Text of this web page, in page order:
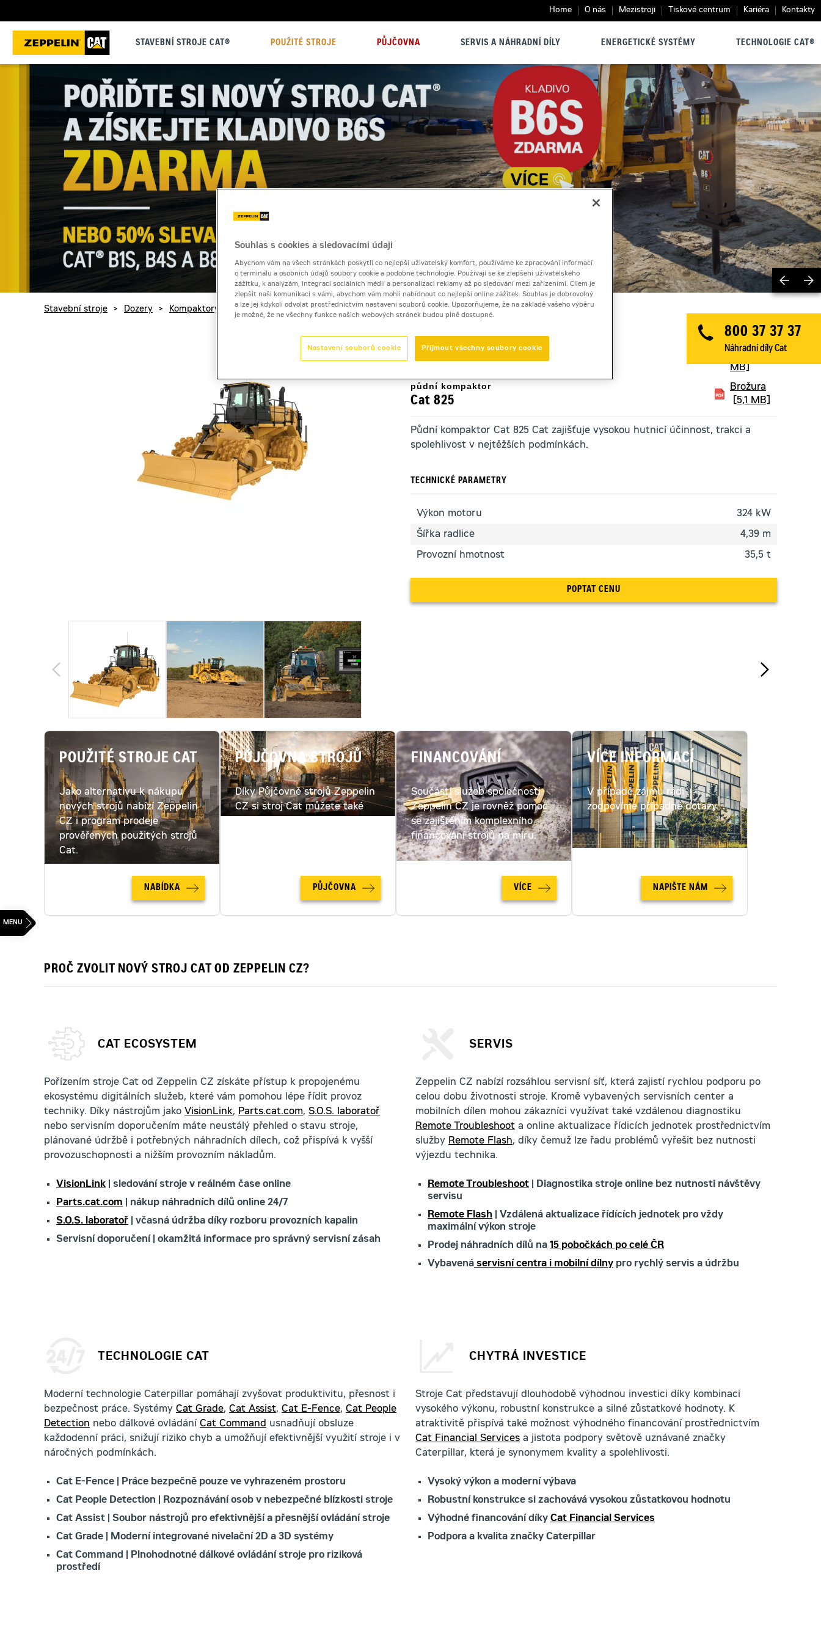
Home O nás Mezistroji Tiskové centrum Kariéra Kontakty
STAVEBNÍ STROJE CAT® POUŽITÉ STROJE PŮJČOVNA SERVIS A NÁHRADNÍ DÍLY ENERGETICKÉ SYSTÉMY TECHNOLOGIE CAT®
800 37 37 37
Náhradní díly Cat
Stavební stroje > Dozery > Kompaktory Kompaktory Cat 825
půdní kompaktor
Cat 825
Technický
list [1,1
MB]
Brožura
[5,1 MB]
Půdní kompaktor Cat 825 Cat zajišťuje vysokou hutnicí účinnost, trakci a
spolehlivost v nejtěžších podmínkách.
TECHNICKÉ PARAMETRY
Výkon motoru 324 kW
Šířka radlice 4,39 m
Provozní hmotnost 35,5 t
POPTAT CENU
POUŽITÉ STROJE CAT
Jako alternativu k nákupu
nových strojů nabízí Zeppelin
CZ i program prodeje
prověřených použitých strojů
Cat.
NABÍDKA
PŮJČOVNA STROJŮ
Díky Půjčovně strojů Zeppelin
CZ si stroj Cat můžete také
PŮJČOVNA
FINANCOVÁNÍ
Součástí služeb společnosti
Zeppelin CZ je rovněž pomoc
se zajištěním komplexního
financování strojů na míru.
VÍCE
VÍCE INFORMACÍ
V případě zájmu rádi
zodpovíme případné dotazy.
NAPIŠTE NÁM
PROČ ZVOLIT NOVÝ STROJ CAT OD ZEPPELIN CZ?
CAT ECOSYSTEM
Pořízením stroje Cat od Zeppelin CZ získáte přístup k propojenému
ekosystému digitálních služeb, které vám pomohou lépe řídit provoz
techniky. Díky nástrojům jako VisionLink, Parts.cat.com, S.O.S. laboratoř
nebo servisním doporučením máte neustálý přehled o stavu stroje,
plánované údržbě i potřebných náhradních dílech, což přispívá k vyšší
provozuschopnosti a nižším provozním nákladům.
VisionLink | sledování stroje v reálném čase online
Parts.cat.com | nákup náhradních dílů online 24/7
S.O.S. laboratoř | včasná údržba díky rozboru provozních kapalin
Servisní doporučení | okamžitá informace pro správný servisní zásah
SERVIS
Zeppelin CZ nabízí rozsáhlou servisní síť, která zajistí rychlou podporu po
celou dobu životnosti stroje. Kromě vybavených servisních center a
mobilních dílen mohou zákazníci využívat také vzdálenou diagnostiku
Remote Troubleshoot a online aktualizace řídicích jednotek prostřednictvím
služby Remote Flash, díky čemuž lze řadu problémů vyřešit bez nutnosti
výjezdu technika.
Remote Troubleshoot | Diagnostika stroje online bez nutnosti návštěvy
servisu
Remote Flash | Vzdálená aktualizace řídících jednotek pro vždy
maximální výkon stroje
Prodej náhradních dílů na 15 pobočkách po celé ČR
Vybavená servisní centra i mobilní dílny pro rychlý servis a údržbu
TECHNOLOGIE CAT
Moderní technologie Caterpillar pomáhají zvyšovat produktivitu, přesnost i
bezpečnost práce. Systémy Cat Grade, Cat Assist, Cat E-Fence, Cat People
Detection nebo dálkové ovládání Cat Command usnadňují obsluze
každodenní práci, snižují riziko chyb a umožňují efektivnější využití stroje i v
náročných podmínkách.
Cat E-Fence | Práce bezpečně pouze ve vyhrazeném prostoru
Cat People Detection | Rozpoznávání osob v nebezpečné blízkosti stroje
Cat Assist | Soubor nástrojů pro efektivnější a přesnější ovládání stroje
Cat Grade | Moderní integrované nivelační 2D a 3D systémy
Cat Command | Plnohodnotné dálkové ovládání stroje pro riziková
prostředí
CHYTRÁ INVESTICE
Stroje Cat představují dlouhodobě výhodnou investici díky kombinaci
vysokého výkonu, robustní konstrukce a silné zůstatkové hodnoty. K
atraktivitě přispívá také možnost výhodného financování prostřednictvím
Cat Financial Services a jistota podpory světově uznávané značky
Caterpillar, která je synonymem kvality a spolehlivosti.
Vysoký výkon a moderní výbava
Robustní konstrukce si zachovává vysokou zůstatkovou hodnotu
Výhodné financování díky Cat Financial Services
Podpora a kvalita značky Caterpillar
Souhlas s cookies a sledovacími údaji
Abychom vám na všech stránkách poskytli co nejlepší uživatelský komfort, používáme ke zpracování informací
o terminálu a osobních údajů soubory cookie a podobné technologie. Používají se ke zlepšení uživatelského
zážitku, k analýzám, integraci sociálních médií a personalizaci reklamy až po sledování mezi zařízeními. Cílem je
zlepšit naši komunikaci s vámi, abychom vám mohli nabídnout co nejlepší online zážitek. Souhlas je dobrovolný
a lze jej kdykoli odvolat prostřednictvím nastavení souborů cookie. Upozorňujeme, že na základě vašeho výběru
je možné, že ne všechny funkce našich webových stránek budou plně dostupné.
Přijmout všechny soubory cookie
Nastavení souborů cookie